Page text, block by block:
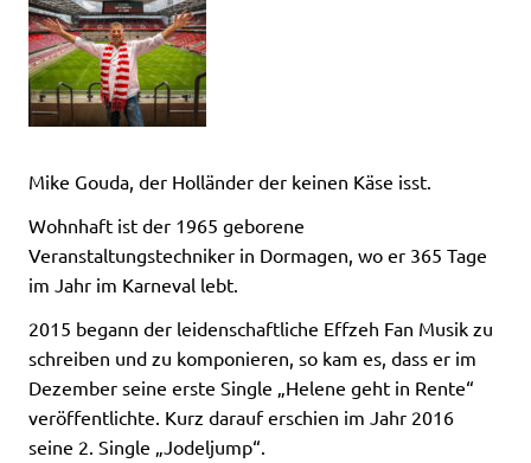
Mike Gouda, der Holländer der keinen Käse isst.
Wohnhaft ist der 1965 geborene
Veranstaltungstechniker in Dormagen, wo er 365 Tage
im Jahr im Karneval lebt.
2015 begann der leidenschaftliche Effzeh Fan Musik zu
schreiben und zu komponieren, so kam es, dass er im
Dezember seine erste Single „Helene geht in Rente“
veröffentlichte. Kurz darauf erschien im Jahr 2016
seine 2. Single „Jodeljump“.